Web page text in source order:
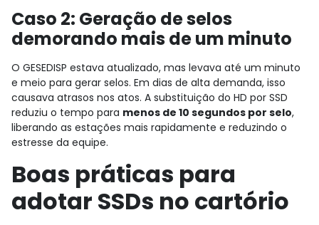
Caso 2: Geração de selos
demorando mais de um minuto
O GESEDISP estava atualizado, mas levava até um minuto
e meio para gerar selos. Em dias de alta demanda, isso
causava atrasos nos atos. A substituição do HD por SSD
reduziu o tempo para menos de 10 segundos por selo,
liberando as estações mais rapidamente e reduzindo o
estresse da equipe.
Boas práticas para
adotar SSDs no cartório